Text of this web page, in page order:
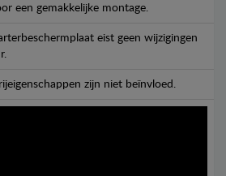
een gemakkelijke montage.
eist geen wijzigingen
zijn niet beïnvloed.